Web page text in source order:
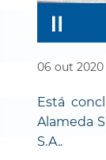
06 out 2020
Está
Alameda
S.A..